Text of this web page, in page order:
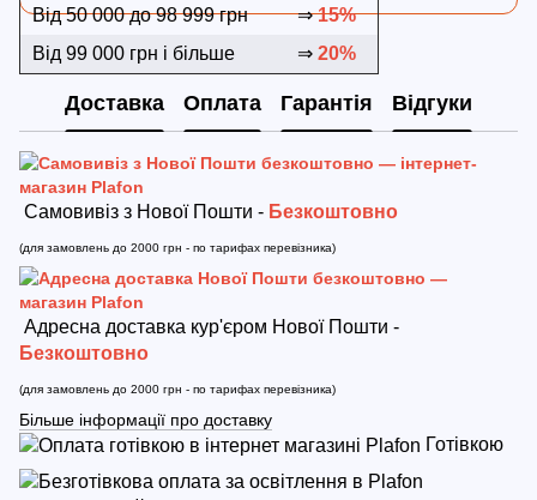
Від 50 000 до 98 999 грн
⇒15%
Від 99 000 грн і більше
⇒ 20%
Доставка Оплата Гарантія Відгуки
Самовивіз з Нової Пошти - Безкоштовно
(для замовлень до 2000 грн - по тарифах перевізника)
Адресна доставка кур'єром Нової Пошти -
Безкоштовно
(для замовлень до 2000 грн - по тарифах перевізника)
Більше інформації про доставку
Готівкою